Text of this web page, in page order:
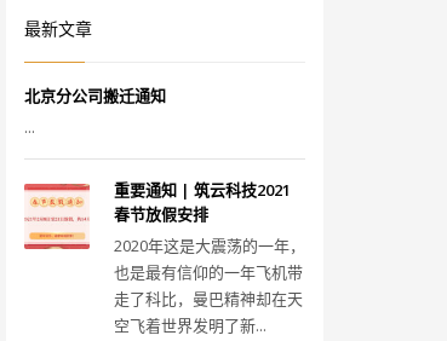
最新文章
北京分公司搬迁通知
...
重要通知 | 筑云科技2021
春节放假安排
2020年这是大震荡的一年，
也是最有信仰的一年飞机带
走了科比，曼巴精神却在天
空飞着世界发明了新...